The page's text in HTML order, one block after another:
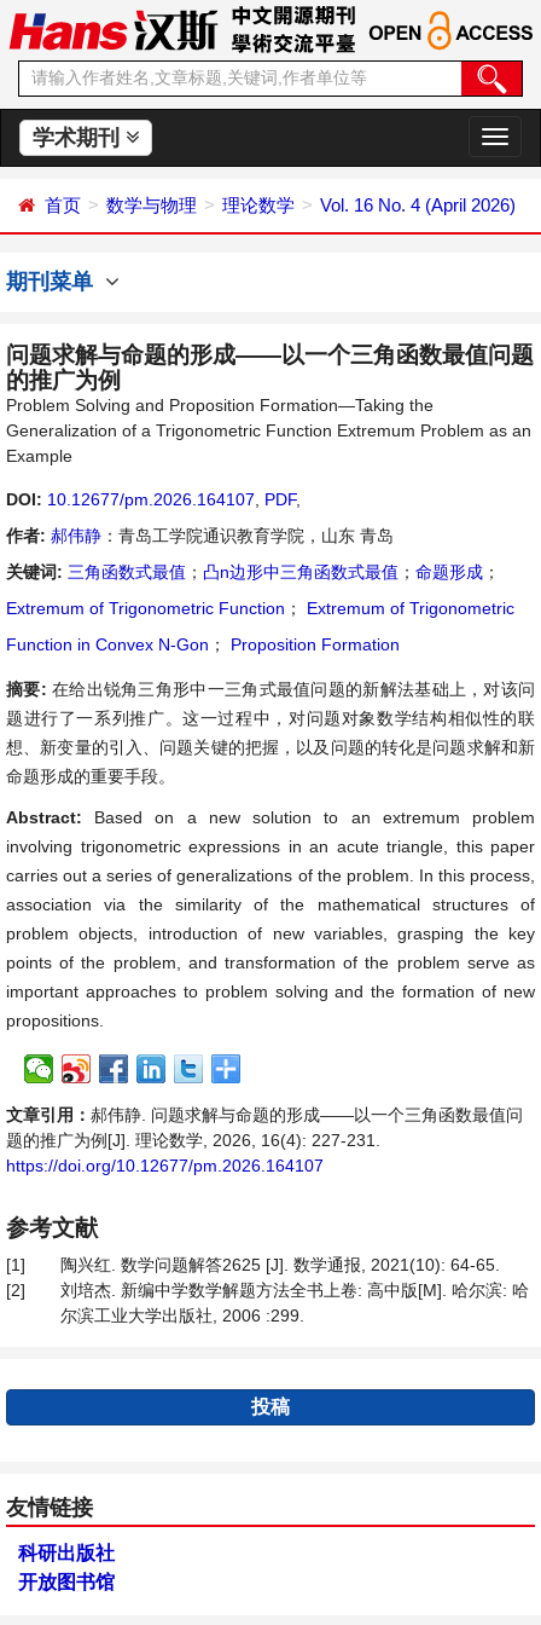
学术期刊
切
换
航
首页 数学与物理 理论数学 Vol. 16 No. 4 (April 2026)
期刊菜单
问题求解与命题的形成——以一个三角函数最值问题
的推广为例
Problem Solving and Proposition Formation—Taking the
Generalization of a Trigonometric Function Extremum Problem as an
Example
DOI: 10.12677/pm.2026.164107 PDF,
作者: 郝伟静 ：青岛工学院通识教育学院，山东 青岛
关键词: 三角函数式最值 ； 凸n边形中三角函数式最值 ； 命题形成 ；
Extremum of Trigonometric Function ；
Extremum of Trigonometric
Function in Convex N-Gon ； Proposition Formation
摘要: 在给出锐角三角形中一三角式最值问题的新解法基础上，对该问
题进行了一系列推广。这一过程中，对问题对象数学结构相似性的联
想、新变量的引入、问题关键的把握，以及问题的转化是问题求解和新
命题形成的重要手段。
Abstract: Based on a new solution to an extremum problem
involving trigonometric expressions in an acute triangle, this paper
carries out a series of generalizations of the problem. In this process,
association via the similarity of the mathematical structures of
problem objects, introduction of new variables, grasping the key
points of the problem, and transformation of the problem serve as
important approaches to problem solving and the formation of new
propositions.
文章引用： 郝伟静. 问题求解与命题的形成——以一个三角函数最值问
题的推广为例[J]. 理论数学, 2026, 16(4): 227-231.
https://doi.org/10.12677/pm.2026.164107
参考文献
[1]
陶兴红. 数学问题解答2625 [J]. 数学通报, 2021(10): 64-65.
[2]
刘培杰. 新编中学数学解题方法全书上卷: 高中版[M]. 哈尔滨: 哈
尔滨工业大学出版社, 2006 :299.
投稿
友情链接
科研出版社
开放图书馆